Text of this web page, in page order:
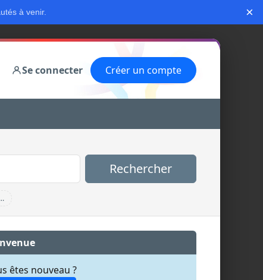
à venir. ×
Se connecter Créer un compte
Rechercher
êtes nouveau ?